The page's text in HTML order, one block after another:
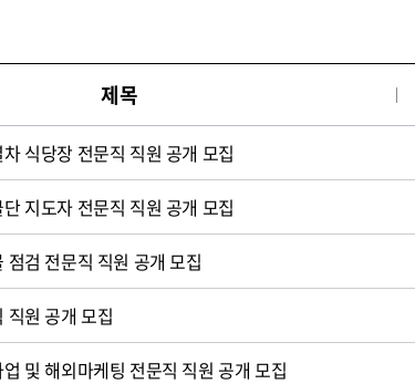
제목
식당장 전문직 직원 공개 모집
지도자 전문직 직원 공개 모집
검 전문직 직원 공개 모집
직원 공개 모집
및 해외마케팅 전문직 직원 공개 모집